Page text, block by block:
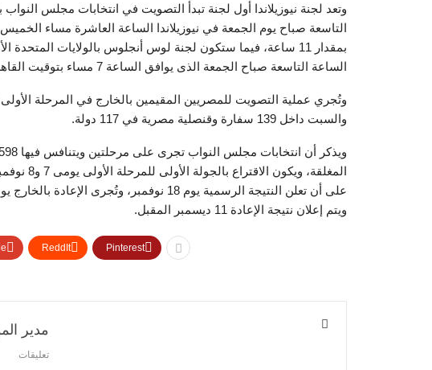
وتعد لجنة نيوزيلاندا أول لجنة تبدأ التصويت في انتخابات مجلس
التاسعة صباح يوم الجمعة في نيوزيلاندا الساعة العاشرة مساء
بمقدار 11 ساعة، فيما ستكون لجنة لوس أنجلوس بالولايات
الساعة التاسعة صباح الجمعة الذى يوافق الساعة 7 مساء بتوقيت القاهرة.
والسبت داخل 139 سفارة وقنصلية مصرية في 117 دولة.
ويتم إعلان نتيجة الإعادة 11 ديسمبر المقبل.
ReddIt Pinterest
مدير
تعليقات